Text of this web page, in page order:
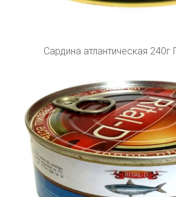
Сардина атлантическая 240г